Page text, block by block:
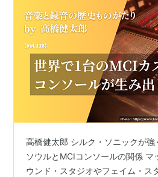
高橋健太郎 シルク・ソニックが強
ソウルとMCIコンソールの関係 マ
ウンド・スタジオやフェイム・ス